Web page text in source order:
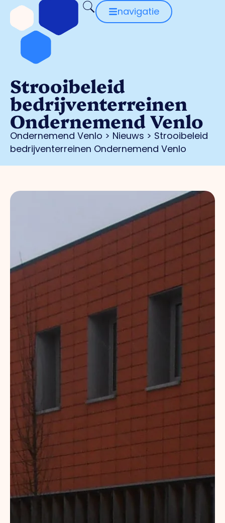
navigatie
Strooibeleid
bedrijventerreinen
Ondernemend Venlo
Ondernemend Venlo > Nieuws > Strooibeleid
bedrijventerreinen Ondernemend Venlo